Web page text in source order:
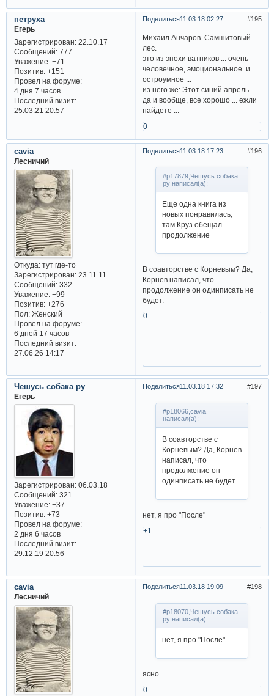
Поделиться 195
11.03.18 02:27
петруха
Егерь
Зарегистрирован: 22.10.17
Сообщений:777
Уважение: +71
Позитив: +151
Провел на форуме:
4 дня 7 часов
Последний визит:
25.03.21 20:57
Михаил Анчаров. Самшитовый
лес.
это из эпохи ватников ... очень
человечное, эмоциональное и
остроумное ...
из него же: Этот синий апрель ...
да и вообще, все хорошо ... ежли
найдете ...
0
Поделиться 196
11.03.18 17:23
cavia
Лесничий
Откуда:тут где-то
Зарегистрирован: 23.11.11
Сообщений:332
Уважение: +99
Позитив: +276
Пол:Женский
Провел на форуме:
6 дней 17 часов
Последний визит:
27.06.26 14:17
#p17879,Чешусь собака
ру написал(а):
Еще одна книга из
новых понравилась,
там Круз обещал
продолжение
В соавторстве с Корневым? Да,
Корнев написал, что
продолжение он одинписать не
будет.
0
Поделиться 197
11.03.18 17:32
Чешусь собака ру
Егерь
Зарегистрирован: 06.03.18
Сообщений:321
Уважение: +37
Позитив: +73
Провел на форуме:
2 дня 6 часов
Последний визит:
29.12.19 20:56
#p18066,cavia
написал(а):
В соавторстве с
Корневым? Да, Корнев
написал, что
продолжение он
одинписать не будет.
нет, я про "После"
+1
Поделиться 198
11.03.18 19:09
cavia
Лесничий
#p18070,Чешусь собака
ру написал(а):
нет, я про "После"
ясно.
0